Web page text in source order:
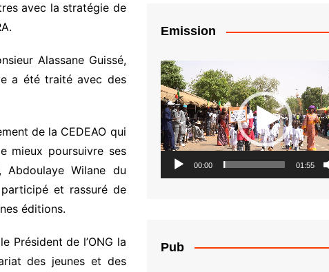
avec la stratégie de
Alassane Guissé,
a été traité avec des
de la CEDEAO qui
mieux poursuivre ses
Abdoulaye Wilane du
et rassuré de
éditions.
Président de l’ONG la
des jeunes et des
Emission
Lecteur
vidéo
00:00 01:55
Pub